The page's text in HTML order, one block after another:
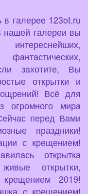
в галерее 123ot.ru
нашей галереи вы
захотите, Вы
открытки и
Всё для
огромного мира
перед Вами
праздники!
с крещением!
открытка
открытки,
2019!
с крещением!